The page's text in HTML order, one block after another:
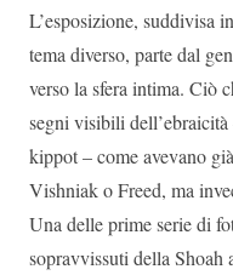
L’esposizione, suddivisa
tema diverso, parte dal
verso la sfera intima. Ciò
segni visibili
kippot – come avevano
Vishniak o Freed, ma
Una delle prime serie di
sopravvissuti della Shoah